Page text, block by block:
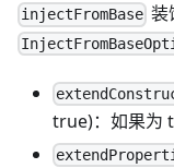
injectFromBase 装
true)：如果为